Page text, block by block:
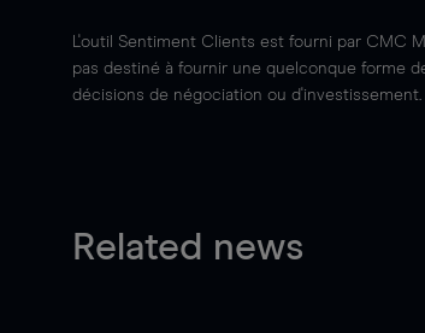
L'outil Sentiment Clients est fourni par CMC
pas destiné à fournir une quelconque forme
décisions de négociation ou d'investissement.
Related news